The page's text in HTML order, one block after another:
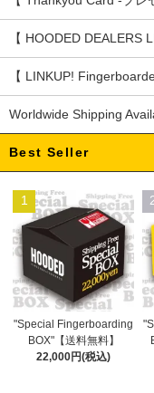
【 HOODED DEALERS
【 LINKUP!
Worldwide Shipping
Best Seller
1
"Special Fingerboarding
BOX"【送料無料】
22,000円(税込)